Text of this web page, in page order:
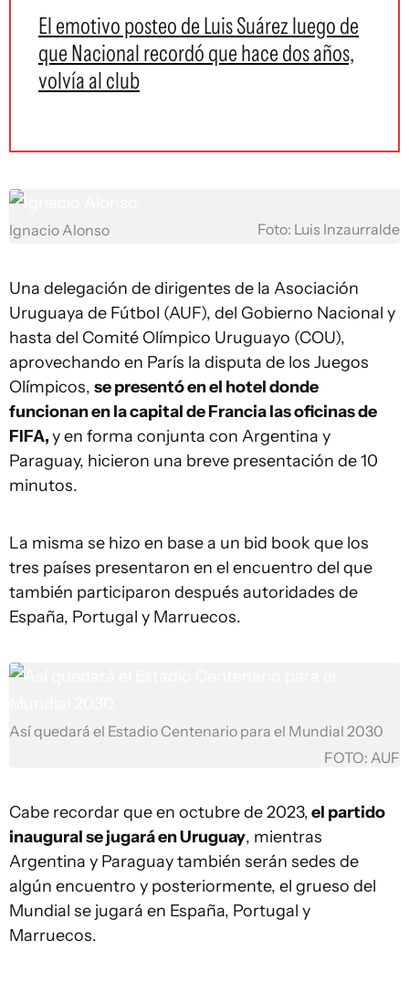
El emotivo posteo de Luis Suárez luego de
que Nacional recordó que hace dos años,
volvía al club
Ignacio Alonso Foto: Luis Inzaurralde
Una delegación de dirigentes de la Asociación
Uruguaya de Fútbol (AUF), del Gobierno Nacional y
hasta del Comité Olímpico Uruguayo (COU),
aprovechando en París la disputa de los Juegos
Olímpicos, se presentó en el hotel donde
funcionan en la capital de Francia las oficinas de
FIFA,y en forma conjunta con Argentina y
Paraguay, hicieron una breve presentación de 10
minutos.
La misma se hizo en base a un bid book que los
tres países presentaron en el encuentro del que
también participaron después autoridades de
España, Portugal y Marruecos.
Así quedará el Estadio Centenario para el Mundial 2030
FOTO: AUF
Cabe recordar que en octubre de 2023,el partido
inaugural se jugará en Uruguay, mientras
Argentina y Paraguay también serán sedes de
algún encuentro y posteriormente, el grueso del
Mundial se jugará en España, Portugal y
Marruecos.